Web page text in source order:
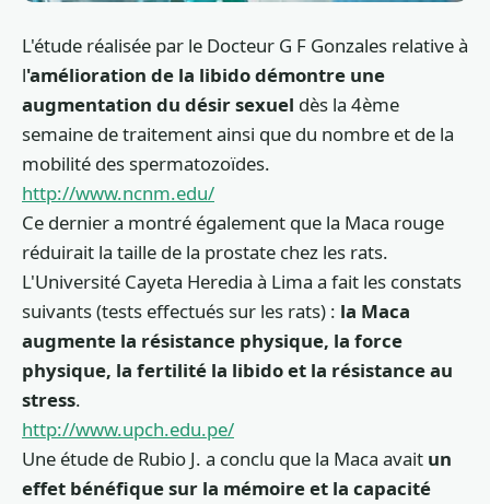
L'étude réalisée par le Docteur G F Gonzales relative à
l'amélioration de la libido démontre une
augmentation du désir sexuel dès la 4ème
semaine de traitement ainsi que du nombre et de la
mobilité des spermatozoïdes.
http://www.ncnm.edu/
Ce dernier a montré également que la Maca rouge
réduirait la taille de la prostate chez les rats.
L'Université Cayeta Heredia à Lima a fait les constats
suivants (tests effectués sur les rats) : la Maca
augmente la résistance physique, la force
physique, la fertilité la libido et la résistance au
stress.
http://www.upch.edu.pe/
Une étude de Rubio J. a conclu que la Maca avait un
effet bénéfique sur la mémoire et la capacité